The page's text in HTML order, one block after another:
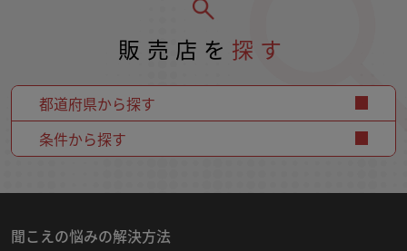
販売店を 探す
都道府県から探す
条件から探す
聞こえの悩みの解決方法